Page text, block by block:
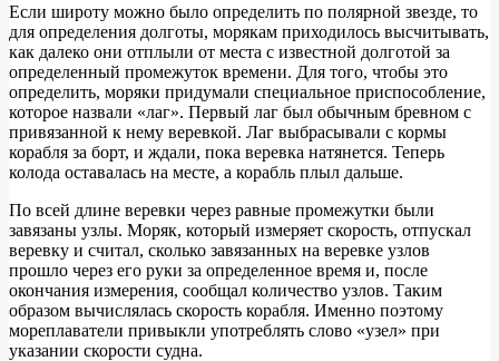
Если широту можно было определить по полярной звезде, то
для определения долготы, морякам приходилось высчитывать,
как далеко они отплыли от места с известной долготой за
определенный промежуток времени. Для того, чтобы это
определить, моряки придумали специальное приспособление,
которое назвали «лаг». Первый лаг был обычным бревном с
привязанной к нему веревкой. Лаг выбрасывали с кормы
корабля за борт, и ждали, пока веревка натянется. Теперь
колода оставалась на месте, а корабль плыл дальше.
По всей длине веревки через равные промежутки были
завязаны узлы. Моряк, который измеряет скорость, отпускал
веревку и считал, сколько завязанных на веревке узлов
прошло через его руки за определенное время и, после
окончания измерения, сообщал количество узлов. Таким
образом вычислялась скорость корабля. Именно поэтому
мореплаватели привыкли употреблять слово «узел» при
указании скорости судна.